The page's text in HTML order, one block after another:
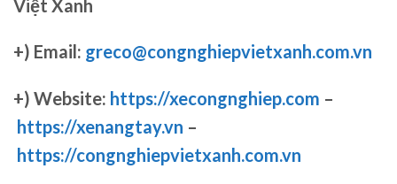
Việt Xanh
+) Email: greco@congnghiepvietxanh.com.vn
+) Website: https://xecongnghiep.com –
https://xenangtay.vn –
https://congnghiepvietxanh.com.vn